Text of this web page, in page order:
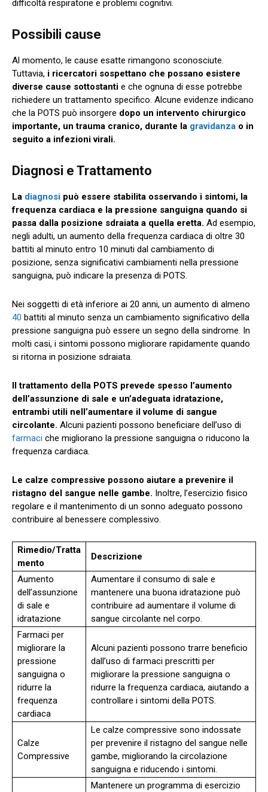
difficoltà respiratorie e problemi cognitivi.
Possibili cause
Al momento, le cause esatte rimangono sconosciute.
Tuttavia, i ricercatori sospettano che possano esistere
diverse cause sottostanti e che ognuna di esse potrebbe
richiedere un trattamento specifico. Alcune evidenze indicano
che la POTS può insorgere dopo un intervento chirurgico
importante, un trauma cranico, durante la gravidanza o in
seguito a infezioni virali.
Diagnosi e Trattamento
La diagnosi può essere stabilita osservando i sintomi, la
frequenza cardiaca e la pressione sanguigna quando si
passa dalla posizione sdraiata a quella eretta. Ad esempio,
negli adulti, un aumento della frequenza cardiaca di oltre 30
battiti al minuto entro 10 minuti dal cambiamento di
posizione, senza significativi cambiamenti nella pressione
sanguigna, può indicare la presenza di POTS.
Nei soggetti di età inferiore ai 20 anni, un aumento di almeno
40 battiti al minuto senza un cambiamento significativo della
pressione sanguigna può essere un segno della sindrome. In
molti casi, i sintomi possono migliorare rapidamente quando
si ritorna in posizione sdraiata.
Il trattamento della POTS prevede spesso l’aumento
dell’assunzione di sale e un’adeguata idratazione,
entrambi utili nell’aumentare il volume di sangue
circolante. Alcuni pazienti possono beneficiare dell’uso di
farmaci che migliorano la pressione sanguigna o riducono la
frequenza cardiaca.
Le calze compressive possono aiutare a prevenire il
ristagno del sangue nelle gambe. Inoltre, l’esercizio fisico
regolare e il mantenimento di un sonno adeguato possono
contribuire al benessere complessivo.
Rimedio/Tratta
mento
Descrizione
Aumento
dell’assunzione
di sale e
idratazione
Aumentare il consumo di sale e
mantenere una buona idratazione può
contribuire ad aumentare il volume di
sangue circolante nel corpo.
Farmaci per
migliorare la
pressione
sanguigna o
ridurre la
frequenza
cardiaca
Alcuni pazienti possono trarre beneficio
dall’uso di farmaci prescritti per
migliorare la pressione sanguigna o
ridurre la frequenza cardiaca, aiutando a
controllare i sintomi della POTS.
Calze
Compressive
Le calze compressive sono indossate
per prevenire il ristagno del sangue nelle
gambe, migliorando la circolazione
sanguigna e riducendo i sintomi.
Mantenere un programma di esercizio